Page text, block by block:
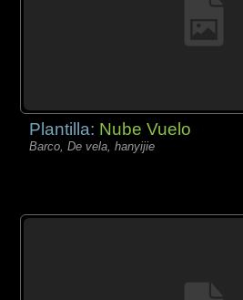
Plantilla: Nube Vuelo
Barco, De vela, hanyijie